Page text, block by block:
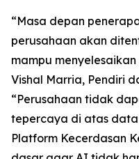
“Masa depan
perusahaan akan
mampu
Vishal Marria, Pendiri
“Perusahaan tidak
tepercaya di atas
Platform Kecerdasan